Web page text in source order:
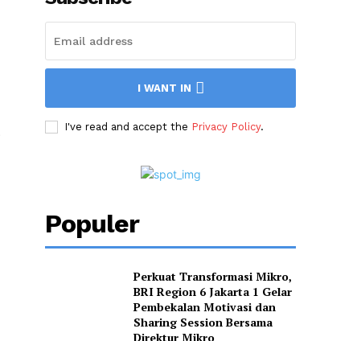
I WANT IN
I've read and accept the Privacy Policy.
Populer
Perkuat Transformasi Mikro,
BRI Region 6 Jakarta 1 Gelar
Pembekalan Motivasi dan
Sharing Session Bersama
Direktur Mikro